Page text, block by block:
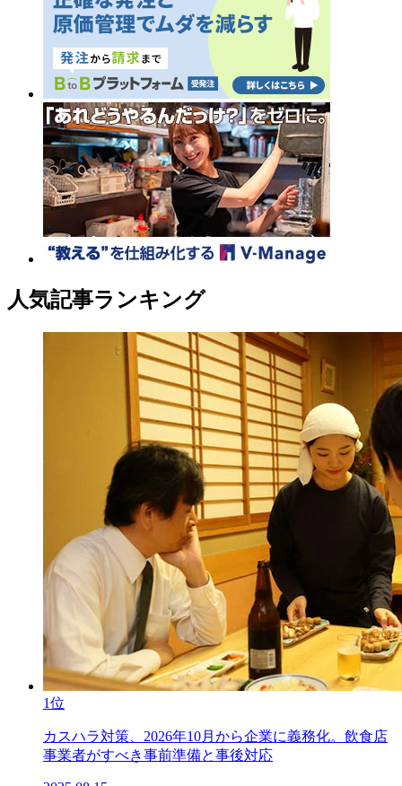
人気記事ランキング
1位
カスハラ対策、2026年10月から企業に義務化。飲食店
事業者がすべき事前準備と事後対応